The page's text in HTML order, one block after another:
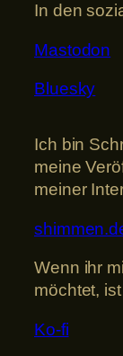
In den
Mastodon
Bluesky
Ich bin
meine
meiner
Wenn ihr
möchtet,
Ko-fi